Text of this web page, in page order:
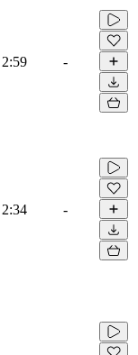
2:59 -
2:34 -